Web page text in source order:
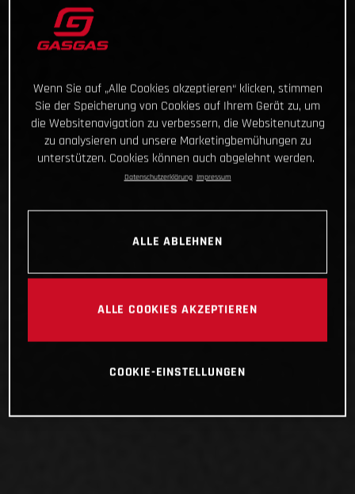
Wenn Sie auf „Alle Cookies akzeptieren“ klicken, stimmen
Sie der Speicherung von Cookies auf Ihrem Gerät zu, um
die Websitenavigation zu verbessern, die Websitenutzung
zu analysieren und unsere Marketingbemühungen zu
unterstützen. Cookies können auch abgelehnt werden.
Datenschutzerklärung Impressum
ALLE ABLEHNEN
ALLE COOKIES AKZEPTIEREN
COOKIE-EINSTELLUNGEN